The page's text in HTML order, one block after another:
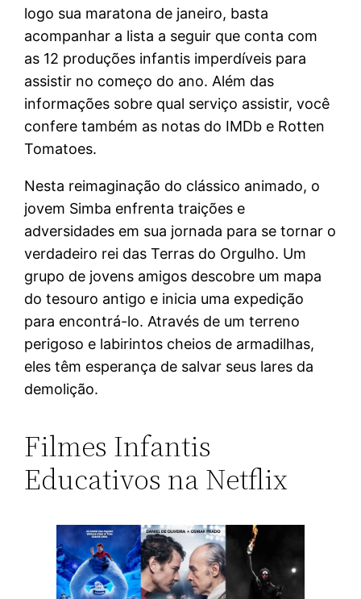
logo sua maratona de janeiro, basta
acompanhar a lista a seguir que conta com
as 12 produções infantis imperdíveis para
assistir no começo do ano. Além das
informações sobre qual serviço assistir, você
confere também as notas do IMDb e Rotten
Tomatoes.
Nesta reimaginação do clássico animado, o
jovem Simba enfrenta traições e
adversidades em sua jornada para se tornar o
verdadeiro rei das Terras do Orgulho. Um
grupo de jovens amigos descobre um mapa
do tesouro antigo e inicia uma expedição
para encontrá-lo. Através de um terreno
perigoso e labirintos cheios de armadilhas,
eles têm esperança de salvar seus lares da
demolição.
Filmes Infantis
Educativos na Netflix